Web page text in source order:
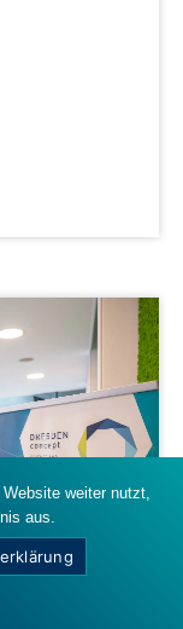
Science
weiter nutzt,
aus.